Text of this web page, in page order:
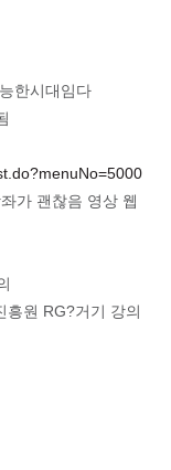
한시대임다
가 괜찮음 영상 웹
흥원 RG?거기 강의